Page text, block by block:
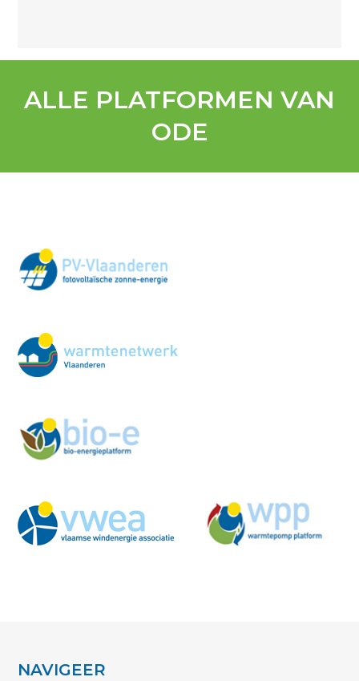
ALLE PLATFORMEN VAN
ODE
NAVIGEER